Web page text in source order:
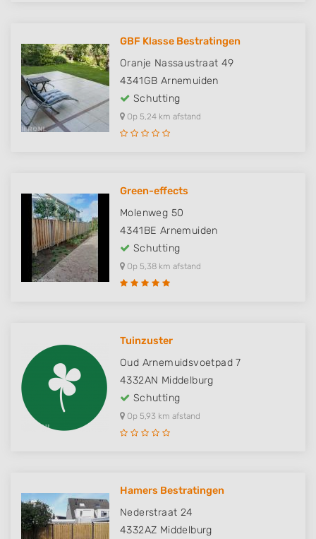
GBF Klasse Bestratingen
Oranje Nassaustraat 49
4341GB Arnemuiden
Schutting
Op 5,24 km afstand
Green-effects
Molenweg 50
4341BE Arnemuiden
Schutting
Op 5,38 km afstand
Tuinzuster
Oud Arnemuidsvoetpad 7
4332AN Middelburg
Schutting
Op 5,93 km afstand
Hamers Bestratingen
Nederstraat 24
4332AZ Middelburg